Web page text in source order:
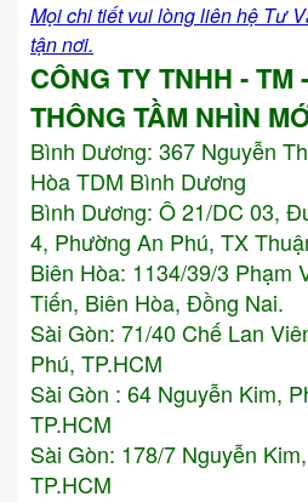
Mọi chi tiết vui lòng liên hệ Tư
tận nơi.
CÔNG TY TNHH - TM
THÔNG TẦM NHÌN
Bình Dương: 367 Nguyễn
Hòa TDM Bình Dương
Bình Dương: Ô 21/DC 03,
4, Phường An Phú, TX
Biên Hòa: 1134/39/3 Phạm
Tiến, Biên Hòa, Đồng Nai.
Sài Gòn: 71/40 Chế Lan
Phú, TP.HCM
Sài Gòn : 64 Nguyễn Kim,
TP.HCM
Sài Gòn: 178/7 Nguyễn
TP.HCM